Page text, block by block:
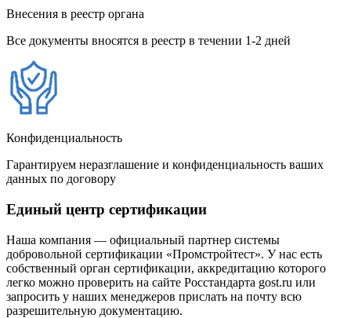
Внесения в реестр органа
Все документы вносятся в реестр в течении 1-2 дней
Конфиденциальность
Гарантируем неразглашение и конфиденциальность ваших
данных по договору
Единый центр сертификации
Наша компания — официальный партнер системы
добровольной сертификации «Промстройтест». У нас есть
собственный орган сертификации, аккредитацию которого
легко можно проверить на сайте Росстандарта gost.ru или
запросить у наших менеджеров прислать на почту всю
разрешительную документацию.